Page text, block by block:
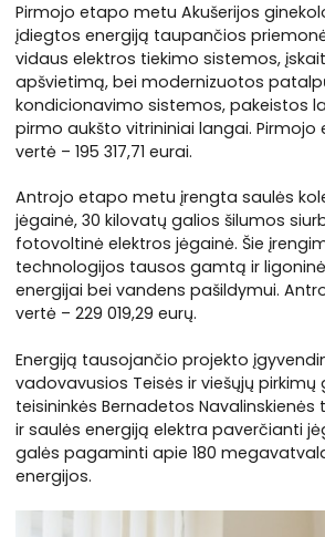
Pirmojo etapo metu Akušerijos
įdiegtos energiją taupančios
vidaus elektros tiekimo sistemos,
apšvietimą, bei modernizuotos
kondicionavimo sistemos, pakeistos
pirmo aukšto vitrininiai langai.
vertė – 195 317,71 eurai.
Antrojo etapo metu įrengta saulės
jėgainė, 30 kilovatų galios šilumos
fotovoltinė elektros jėgainė. Šie
technologijos tausos gamtą ir
energijai bei vandens pašildymui.
vertė – 229 019,29 eurų.
Energiją tausojančio projekto
vadovavusios Teisės ir viešųjų
teisininkės Bernadetos
ir saulės energiją elektra paverčianti
galės pagaminti apie 180
energijos.